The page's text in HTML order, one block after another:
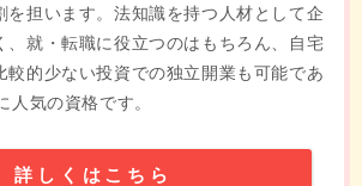
を担います。法知識を持つ人材として企
、就・転職に役立つのはもちろん、自宅
較的少ない投資での独立開業も可能であ
人気の資格です。
詳しくはこちら